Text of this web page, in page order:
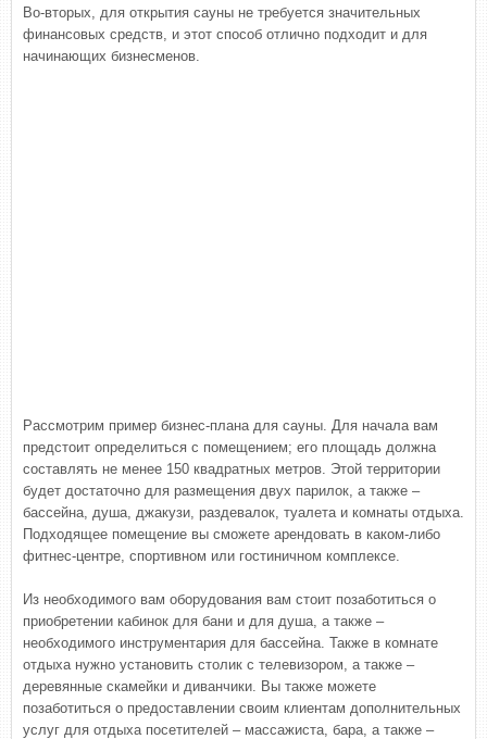
Во-вторых, для открытия сауны не требуется значительных
финансовых средств, и этот способ отлично подходит и для
начинающих бизнесменов.
Рассмотрим пример бизнес-плана для сауны. Для начала вам
предстоит определиться с помещением; его площадь должна
составлять не менее 150 квадратных метров. Этой территории
будет достаточно для размещения двух парилок, а также –
бассейна, душа, джакузи, раздевалок, туалета и комнаты отдыха.
Подходящее помещение вы сможете арендовать в каком-либо
фитнес-центре, спортивном или гостиничном комплексе.
Из необходимого вам оборудования вам стоит позаботиться о
приобретении кабинок для бани и для душа, а также –
необходимого инструментария для бассейна. Также в комнате
отдыха нужно установить столик с телевизором, а также –
деревянные скамейки и диванчики. Вы также можете
позаботиться о предоставлении своим клиентам дополнительных
услуг для отдыха посетителей – массажиста, бара, а также –